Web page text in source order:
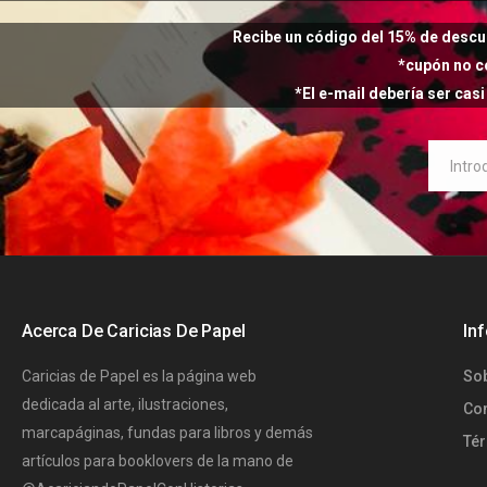
Recibe un código del 15% de
*cupón no
*El e-mail debería ser
Acerca De Caricias De Papel
Caricias de Papel es la página web
dedicada al arte, ilustraciones,
marcapáginas, fundas para libros y demás
artículos para booklovers de la mano de